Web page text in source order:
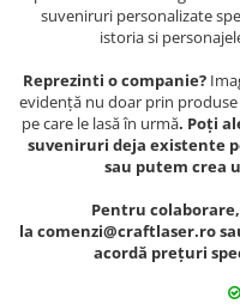
Colonada Imperiala, Buzias
Maramures
Oradea
Sibiu
Palate si Curti Domnesti
Curtea Domneasca,
Palatul Alexandru Ioan Cuza,
Tablouri gravate
Tablouri metalice
Colectia "Belle Epoque"
Colectia "Visit Romania"
Colectia medievala
Colectia Vintage
suveniruri personalizate
istoria si
Reprezinti o companie?
evidență nu doar prin
pe care le lasă în urmă. Poți
suveniruri deja existente
sau putem crea
Pentru
la comenzi@craftlaser.ro
acordă prețuri